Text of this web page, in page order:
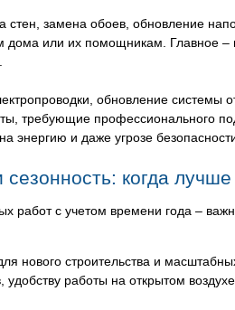
стен, замена обоев, обновление
дома или их помощникам. Главное –
обновление системы
требующие профессионального
и даже угрозе
сезонность: когда
работ с учетом времени года –
нового строительства и
работы на открытом